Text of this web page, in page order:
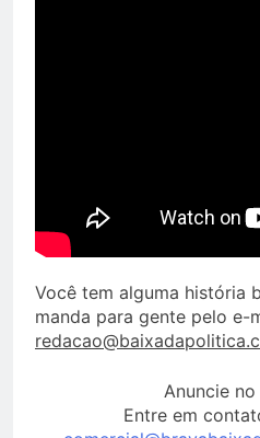
Você tem alguma história
manda para gente pelo e-
Anuncie no
Entre em